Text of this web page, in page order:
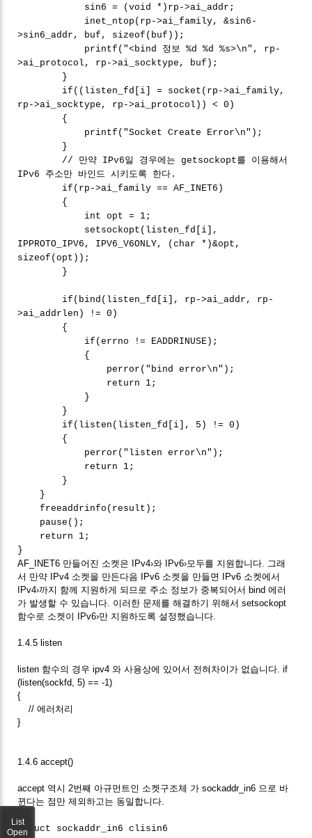
sin6 = (void *)rp->ai_addr;
inet_ntop(rp->ai_family, &sin6-
>sin6_addr, buf, sizeof(buf));
printf("<bind 정보 %d %d %s>\n", rp-
>ai_protocol, rp->ai_socktype, buf);
}
if((listen_fd[i] = socket(rp->ai_family,
rp->ai_socktype, rp->ai_protocol)) < 0)
{
printf("Socket Create Error\n");
}
// 만약 IPv6일 경우에는 getsockopt를 이용해서
IPv6 주소만 바인드 시키도록 한다.
if(rp->ai_family == AF_INET6)
{
int opt = 1;
setsockopt(listen_fd[i],
IPPROTO_IPV6, IPV6_V6ONLY, (char *)&opt,
sizeof(opt));
}
if(bind(listen_fd[i], rp->ai_addr, rp-
>ai_addrlen) != 0)
{
if(errno != EADDRINUSE);
{
perror("bind error\n");
return 1;
}
}
if(listen(listen_fd[i], 5) != 0)
{
perror("listen error\n");
return 1;
}
}
freeaddrinfo(result);
pause();
return 1;
}
AF_INET6 만들어진 소켓은 IPv4›와 IPv6›모두를 지원합니다. 그래
서 만약 IPv4 소켓을 만든다음 IPv6 소켓을 만들면 IPv6 소켓에서
IPv4›까지 함께 지원하게 되므로 주소 정보가 중복되어서 bind 에러
가 발생할 수 있습니다. 이러한 문제를 해결하기 위해서 setsockopt
함수로 소켓이 IPv6›만 지원하도록 설정했습니다.
1.4.5 listen
listen 함수의 경우 ipv4 와 사용상에 있어서 전혀차이가 없습니다. if
(listen(sockfd, 5) == -1)
{
// 에러처리
}
1.4.6 accept()
accept 역시 2번째 아규먼트인 소켓구조체 가 sockaddr_in6 으로 바
뀐다는 점만 제외하고는 동일합니다.
struct sockaddr_in6 clisin6
List
Open